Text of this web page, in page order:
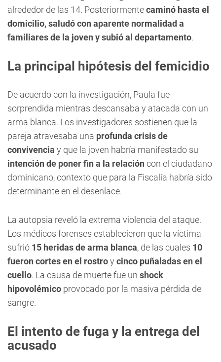
alrededor de las 14. Posteriormentecaminó hasta el
domicilio, saludó con aparente normalidad a
familiares de la joven y subió al departamento.
La principal hipótesis del femicidio
De acuerdo con la investigación, Paula fue
sorprendida mientras descansaba y atacada con un
arma blanca. Los investigadores sostienen que la
pareja atravesaba una profunda crisis de
convivencia y que la joven habría manifestado su
intención de poner fin a la relación con el ciudadano
dominicano, contexto que para la Fiscalía habría sido
determinante en el desenlace.
La autopsia reveló la extrema violencia del ataque.
Los médicos forenses establecieron que la víctima
sufrió 15 heridas de arma blanca, de las cuales 10
fueron cortes en el rostroy cinco puñaladas en el
cuello. La causa de muerte fue un shock
hipovolémico provocado por la masiva pérdida de
sangre.
El intento de fuga y la entrega del
acusado